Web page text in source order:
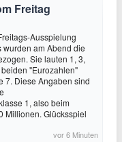
Freitag
Ausspielung
wurden am Abend die
Sie lauten 1, 3,
"Eurozahlen"
7. Diese Angaben sind
1, also beim
Millionen. Glücksspiel
vor 6 Minuten